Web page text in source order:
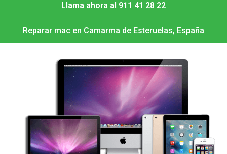
Llama ahora al 911 41 28 22
Reparar mac en Camarma de Esteruelas, España